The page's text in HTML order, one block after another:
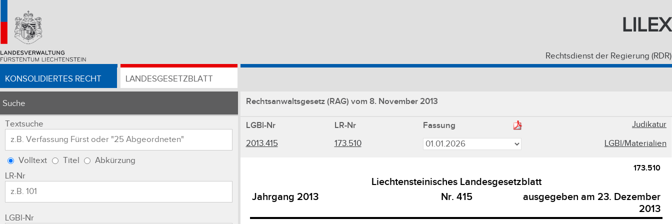
LILEX
Rechtsdienst der Regierung (RDR)
KONSOLIDIERTES RECHT LANDESGESETZBLATT
Suche
Textsuche
Volltext Titel
Abkürzung
LR-Nr
LGBl-Nr
Rechtsanwaltsgesetz (RAG) vom 8. November 2013
LGBl-Nr LR-Nr Fassung
Judikatur
2013.415
173.510 LGBl/Materialien